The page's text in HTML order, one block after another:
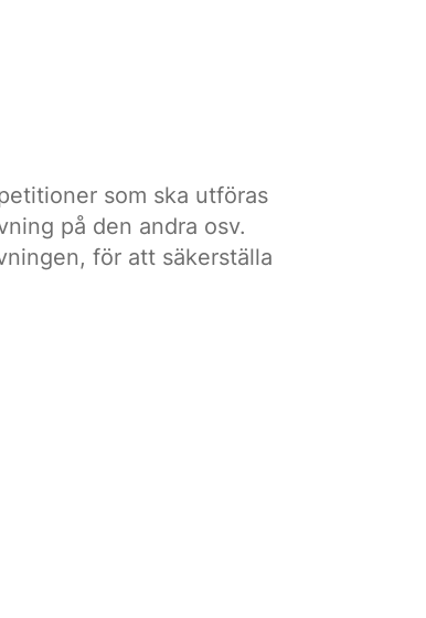
som ska utföras
på den andra osv.
för att säkerställa